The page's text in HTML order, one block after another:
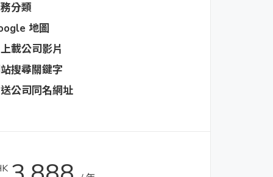
分類
地圖
載公司影片
搜尋關鍵字
公司同名網址